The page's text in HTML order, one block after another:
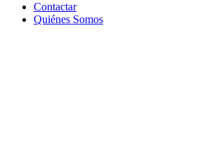
Contactar
Quiénes Somos